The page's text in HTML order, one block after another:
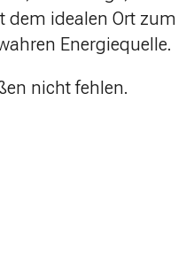
dem idealen Ort zum
Energiequelle.
nicht fehlen.